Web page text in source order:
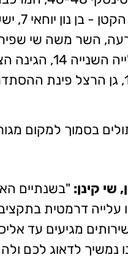
בסמוך למקום
שי קינן: "בשנתיים
מ-30% שזו עלייה
מגיעים עד
נמשיך לדאוג לכם